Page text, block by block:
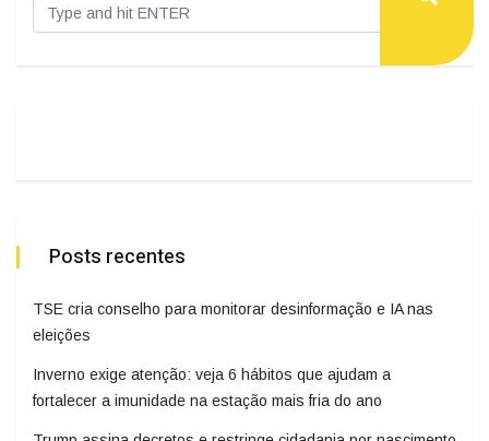
Posts recentes
TSE cria conselho para monitorar desinformação e IA nas
eleições
Inverno exige atenção: veja 6 hábitos que ajudam a
fortalecer a imunidade na estação mais fria do ano